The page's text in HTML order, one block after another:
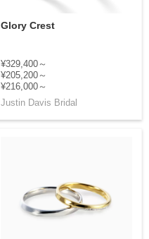
Glory Crest
¥329,400～
¥205,200～
¥216,000～
Justin Davis Bridal